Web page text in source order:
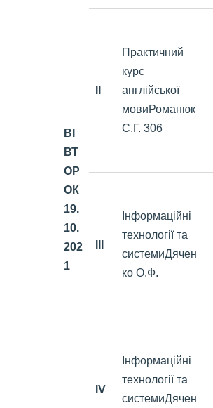
ВІ
ВТ
ОР
ОК
19.
10.
202
1
Практичний
курс
англійської
мовиРоманюк
С.Г. 306
Інформаційні
технології та
системиДячен
ко О.Ф.
IV
Інформаційні
технології та
системиДячен